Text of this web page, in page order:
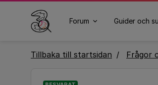
Forum Guider och
Tillbaka till startsidan Frågor